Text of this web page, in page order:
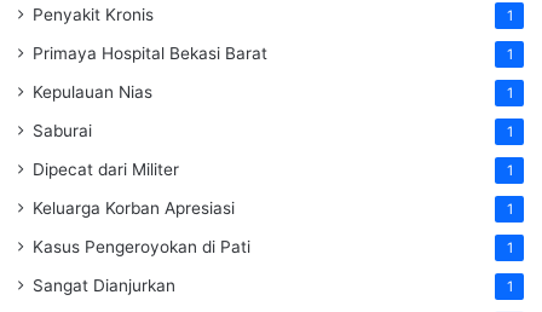
Penyakit Kronis 1
Primaya Hospital Bekasi Barat 1
Kepulauan Nias 1
Saburai 1
Dipecat dari Militer 1
Keluarga Korban Apresiasi 1
Kasus Pengeroyokan di Pati 1
Sangat Dianjurkan 1